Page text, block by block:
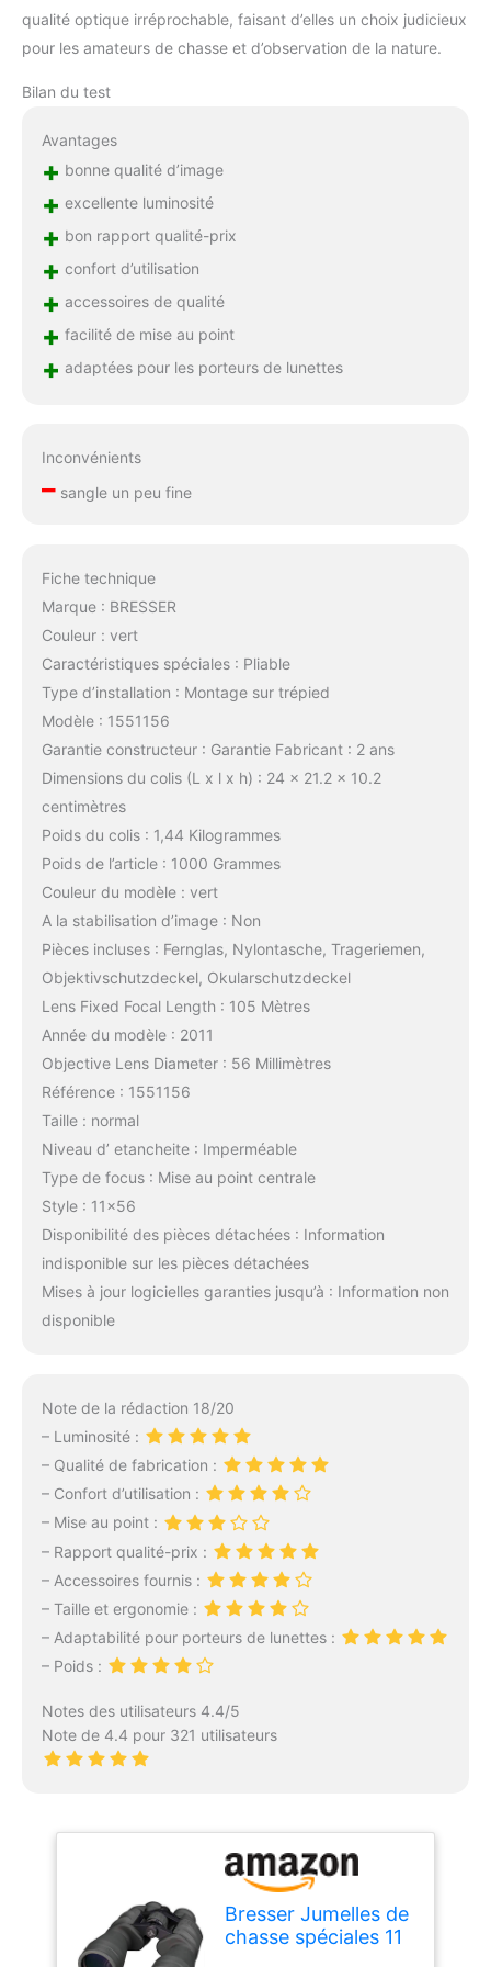
qualité optique irréprochable, faisant d’elles un choix judicieux
pour les amateurs de chasse et d’observation de la nature.
Bilan du test
Avantages
+ bonne qualité d’image
+ excellente luminosité
+ bon rapport qualité-prix
+ confort d’utilisation
+ accessoires de qualité
+ facilité de mise au point
+ adaptées pour les porteurs de lunettes
Inconvénients
–sangle un peu fine
Fiche technique
Marque : BRESSER
Couleur : vert
Caractéristiques spéciales : Pliable
Type d’installation : Montage sur trépied
Modèle : 1551156
Garantie constructeur : Garantie Fabricant : 2 ans
Dimensions du colis (L x l x h) : 24 x 21.2 x 10.2
centimètres
Poids du colis : 1,44 Kilogrammes
Poids de l’article : 1000 Grammes
Couleur du modèle : vert
A la stabilisation d’image : Non
Pièces incluses : Fernglas, Nylontasche, Trageriemen,
Objektivschutzdeckel, Okularschutzdeckel
Lens Fixed Focal Length : 105 Mètres
Année du modèle : 2011
Objective Lens Diameter : 56 Millimètres
Référence : 1551156
Taille : normal
Niveau d’ etancheite : Imperméable
Type de focus : Mise au point centrale
Style : 11×56
Disponibilité des pièces détachées : Information
indisponible sur les pièces détachées
Mises à jour logicielles garanties jusqu’à : Information non
disponible
Note de la rédaction 18/20
– Luminosité :
– Qualité de fabrication :
– Confort d’utilisation :
– Mise au point :
– Rapport qualité-prix :
– Accessoires fournis :
– Taille et ergonomie :
– Adaptabilité pour porteurs de lunettes :
– Poids :
Notes des utilisateurs 4.4/5
Note de 4.4 pour 321 utilisateurs
Bresser Jumelles de
chasse spéciales 11